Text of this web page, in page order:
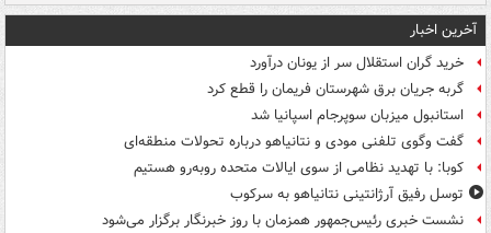
آخرین اخبار
خرید گران استقلال سر از یونان درآورد
گربه جریان برق شهرستان فریمان را قطع کرد
استانبول میزبان سوپرجام اسپانیا شد
گفت وگوی تلفنی مودی و نتانیاهو درباره تحولات منطقه‌ای
کوبا: با تهدید نظامی از سوی ایالات متحده روبه‌رو هستیم
توسل رفیق آرژانتینی نتانیاهو به سرکوب
نشست خبری رئیس‌جمهور همزمان با روز خبرنگار برگزار می‌شود